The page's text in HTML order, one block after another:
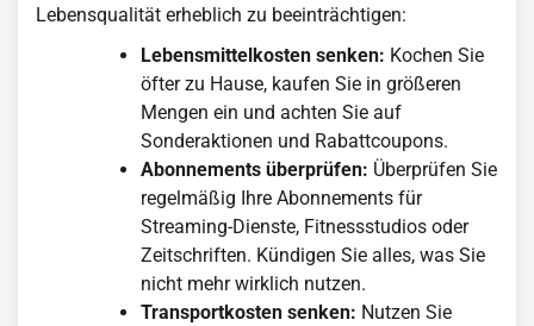
Lebensqualität erheblich zu beeinträchtigen:
Lebensmittelkosten senken: Kochen Sie
öfter zu Hause, kaufen Sie in größeren
Mengen ein und achten Sie auf
Sonderaktionen und Rabattcoupons.
Abonnements überprüfen: Überprüfen Sie
regelmäßig Ihre Abonnements für
Streaming-Dienste, Fitnessstudios oder
Zeitschriften. Kündigen Sie alles, was Sie
nicht mehr wirklich nutzen.
Transportkosten senken: Nutzen Sie